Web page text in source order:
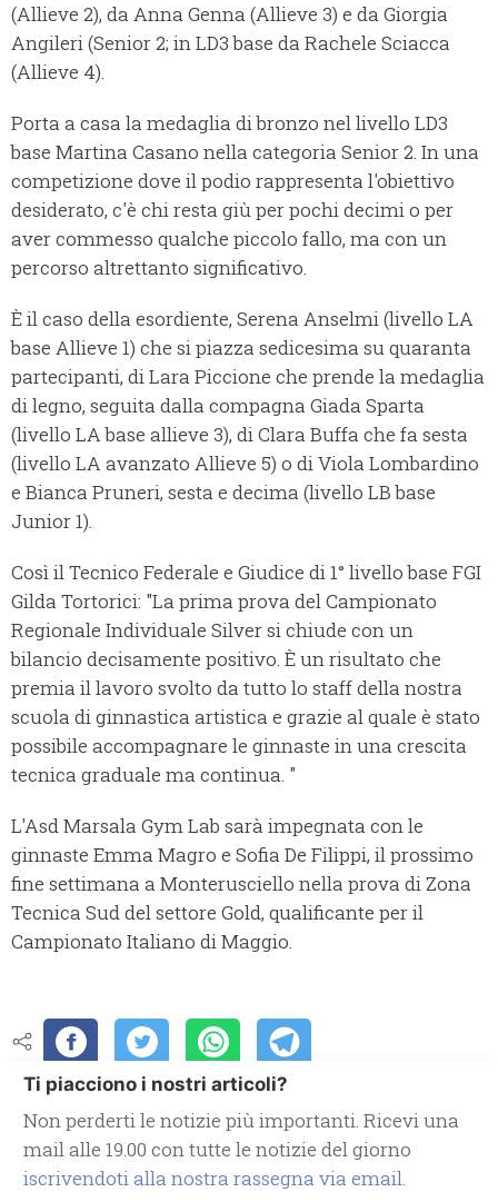
(Allieve 2), da Anna Genna (Allieve 3) e da Giorgia
Angileri (Senior 2; in LD3 base da Rachele Sciacca
(Allieve 4).
Porta a casa la medaglia di bronzo nel livello LD3
base Martina Casano nella categoria Senior 2. In una
competizione dove il podio rappresenta l'obiettivo
desiderato, c'è chi resta giù per pochi decimi o per
aver commesso qualche piccolo fallo, ma con un
percorso altrettanto significativo.
È il caso della esordiente, Serena Anselmi (livello LA
base Allieve 1) che si piazza sedicesima su quaranta
partecipanti, di Lara Piccione che prende la medaglia
di legno, seguita dalla compagna Giada Sparta
(livello LA base allieve 3), di Clara Buffa che fa sesta
(livello LA avanzato Allieve 5) o di Viola Lombardino
e Bianca Pruneri, sesta e decima (livello LB base
Junior 1).
Così il Tecnico Federale e Giudice di 1° livello base FGI
Gilda Tortorici: "La prima prova del Campionato
Regionale Individuale Silver si chiude con un
bilancio decisamente positivo. È un risultato che
premia il lavoro svolto da tutto lo staff della nostra
scuola di ginnastica artistica e grazie al quale è stato
possibile accompagnare le ginnaste in una crescita
tecnica graduale ma continua. "
L'Asd Marsala Gym Lab sarà impegnata con le
ginnaste Emma Magro e Sofia De Filippi, il prossimo
fine settimana a Monterusciello nella prova di Zona
Tecnica Sud del settore Gold, qualificante per il
Campionato Italiano di Maggio.
Ti piacciono i nostri articoli?
Non perderti le notizie più importanti. Ricevi una
mail alle 19.00 con tutte le notizie del giorno
iscrivendoti alla nostra rassegna via email.